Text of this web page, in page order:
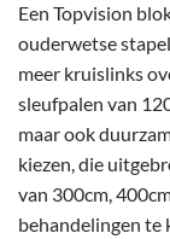
Een Topvision
ouderwetse
meer kruislinks
sleufpalen van
maar ook
kiezen, die
van 300cm,
behandelingen te